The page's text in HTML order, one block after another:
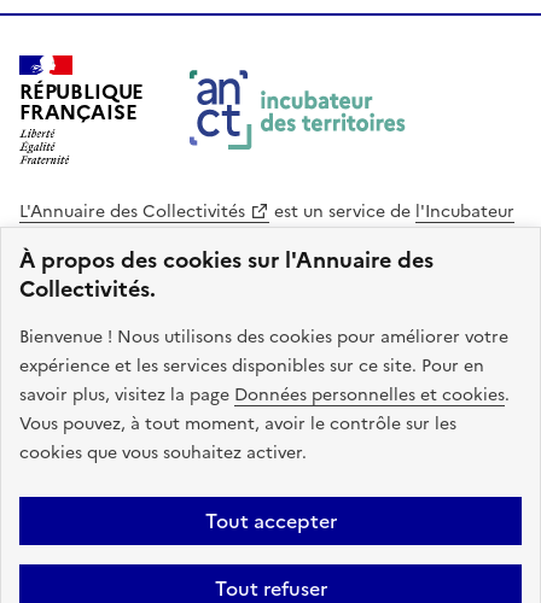
À propos des cookies sur l'Annuaire des
Collectivités.
Bienvenue ! Nous utilisons des cookies pour améliorer votre
expérience et les services disponibles sur ce site. Pour en
savoir plus, visitez la page Données personnelles et cookies.
Vous pouvez, à tout moment, avoir le contrôle sur les
cookies que vous souhaitez activer.
Tout accepter
Tout refuser
RÉPUBLIQUE
FRANÇAISE
L'Annuaire des Collectivités est un service de l'Incubateur
des Territoires
Cohésion des Territoires
. Le code source de ce site web
est disponible en licence libre. Le design de ce site est conçu
avec le système de design de l’État.
legifrance.gouv.fr
info.gouv.fr
service-public.gouv.fr
data.gouv.fr
Plan du site Accessibilite : non conforme
Mentions légales
Politique de confidentialité
Gestion des cookies FAQ
Kit de
Statistiques Code source